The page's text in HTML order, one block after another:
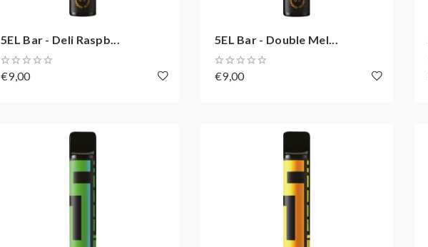
5EL Bar - Deli Raspb...
€9,00
5EL Bar - Double Mel...
€9,00